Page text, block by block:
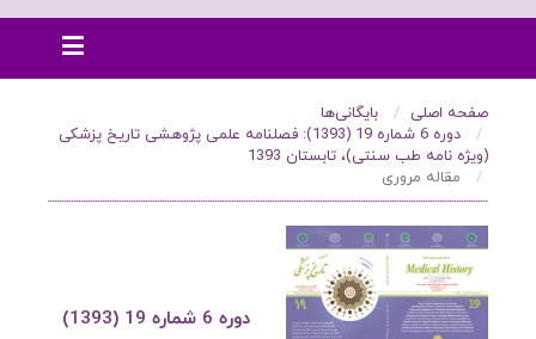
صفحه اصلی
بایگانی‌ها
دوره 6 شماره 19 (1393): فصلنامه علمی پژوهشی تاریخ پزشکی
(ویژه نامه طب سنتی)، تابستان 1393
مقاله مروری
دوره 6 شماره 19 (1393)